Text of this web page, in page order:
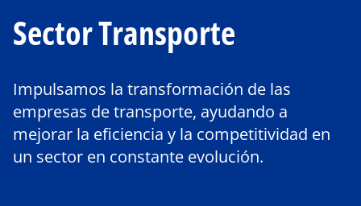
Sector Transporte
Impulsamos la transformación de las
empresas de transporte, ayudando a
mejorar la eficiencia y la competitividad en
un sector en constante evolución.